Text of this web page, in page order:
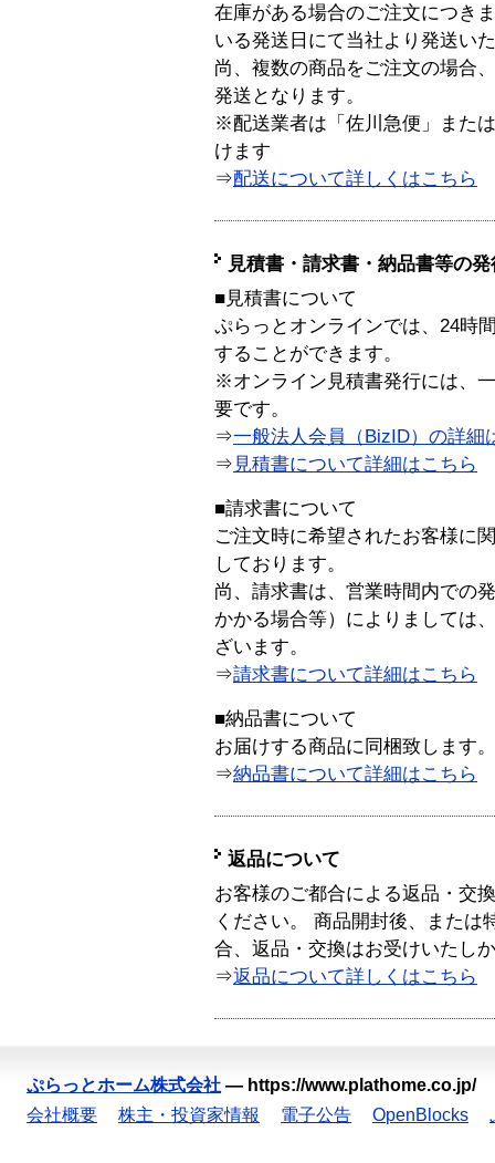
在庫がある場合のご注文につき
いる発送日にて当社より発送い
尚、複数の商品をご注文の場合
発送となります。
※配送業者は「佐川急便」また
けます
⇒配送について詳しくはこちら
見積書・請求書・納品書等の
■見積書について
ぷらっとオンラインでは、24時
することができます。
※オンライン見積書発行には、
要です。
⇒一般法人会員（BizID）の詳細
⇒ 見積書について詳細はこちら
■請求書について
ご注文時に希望されたお客様に
しております。
尚、請求書は、営業時間内での
かかる場合等）によりましては
ざいます。
⇒請求書について詳細はこちら
■納品書について
お届けする商品に同梱致します。
⇒納品書について詳細はこちら
返品について
お客様のご都合による返品・交
ください。 商品開封後、または
合、返品・交換はお受けいたし
⇒返品について詳しくはこちら
ぷらっとホーム株式会社 — https://www.plathome.co.jp/
会社概要
株主・投資家情報 電子公告 OpenBlocks